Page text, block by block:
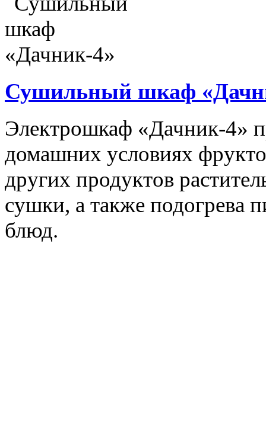
Сушильный шкаф
Электрошкаф «Дачник-4»
домашних условиях
других продуктов
сушки, а также подогрева
блюд.